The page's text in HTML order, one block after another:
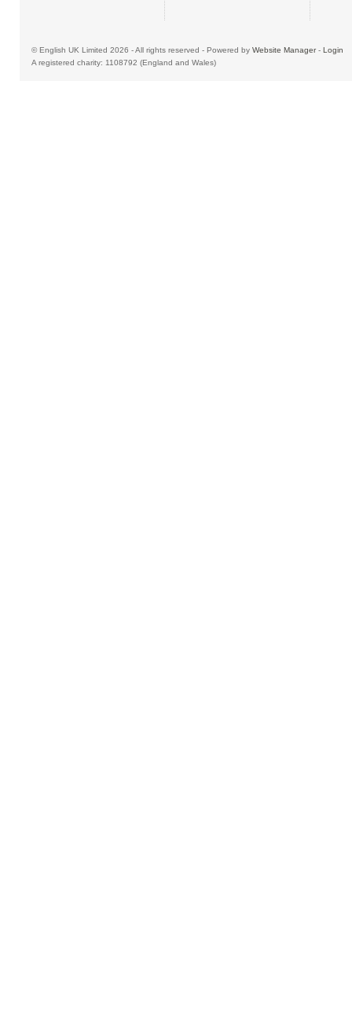
© English UK Limited 2026 - All rights reserved - Powered by Website Manager- Login
A registered charity: 1108792 (England and Wales)